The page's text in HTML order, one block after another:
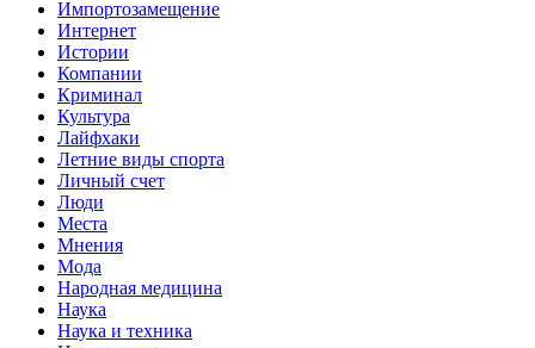
Импортозамещение
Интернет
Истории
Компании
Криминал
Культура
Лайфхаки
Летние виды спорта
Личный счет
Люди
Места
Мнения
Мода
Народная медицина
Наука
Наука и техника